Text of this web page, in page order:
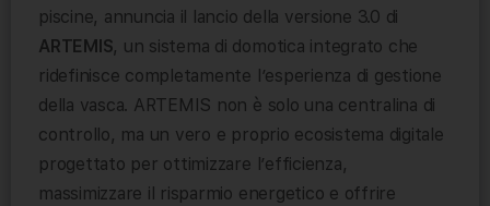
piscine, annuncia il lancio della versione 3.0 di
ARTEMIS, un sistema di domotica integrato che
ridefinisce completamente l’esperienza di gestione
della vasca. ARTEMIS non è solo una centralina di
controllo, ma un vero e proprio ecosistema digitale
progettato per ottimizzare l’efficienza,
massimizzare il risparmio energetico e offrire